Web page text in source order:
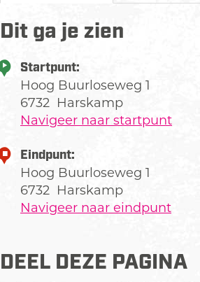
Dit ga je zien
Startpunt:
Hoog Buurloseweg 1
6732 Harskamp
Navigeer naar startpunt
Eindpunt:
Hoog Buurloseweg 1
6732 Harskamp
Navigeer naar eindpunt
DEEL DEZE PAGINA